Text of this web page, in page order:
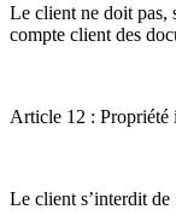
Le client ne doit pas,
compte client des
Article 12 : Propriété
Le client s’interdit de